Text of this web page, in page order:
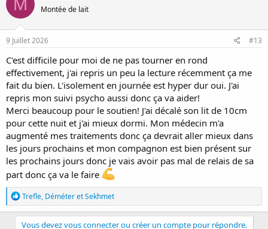
M Montée de lait
9 Juillet 2026 #13
C'est difficile pour moi de ne pas tourner en rond
effectivement, j'ai repris un peu la lecture récemment ça me
fait du bien. L'isolement en journée est hyper dur oui. J'ai
repris mon suivi psycho aussi donc ça va aider!
Merci beaucoup pour le soutien! J'ai décalé son lit de 10cm
pour cette nuit et j'ai mieux dormi. Mon médecin m'a
augmenté mes traitements donc ça devrait aller mieux dans
les jours prochains et mon compagnon est bien présent sur
les prochains jours donc je vais avoir pas mal de relais de sa
part donc ça va le faire
R
é
a
c
Trefle, DéméteretSekhmet
Vous devez vous connecter ou créer un compte pour répondre.